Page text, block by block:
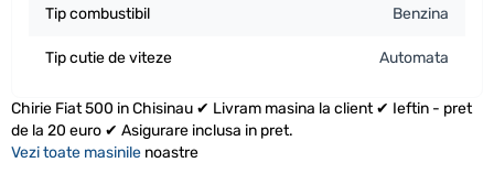
Tip combustibil Benzina
Tip cutie de viteze Automata
Chirie Fiat 500 in Chisinau ✔ Livram masina la client ✔ Ieftin - pret
de la 20 euro ✔ Asigurare inclusa in pret.
Vezi toate masinile noastre